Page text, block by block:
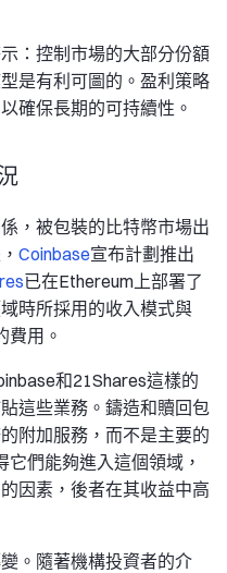
：控制市場的大部分份額
是有利可圖的。盈利策略
確保長期的可持續性。
，被包裝的比特幣市場出
Coinbase宣布計劃推出
已在Ethereum上部署了
時所採用的收入模式與
費用。
和21Shares這樣的
這些業務。鑄造和贖回包
附加服務，而不是主要的
們能夠進入這個領域，
因素，後者在其收益中高
。隨著機構投資者的介